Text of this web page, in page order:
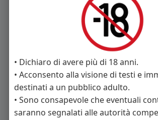
ti offre annunci
Salerno e provincia. Sfoglia gli annunci
disponibili e scegli quello più adatto a
Annunci trovati: 0
Nessun annuncio disponibile in
• Dichiaro di avere più di 18 anni.
• Acconsento alla visione di testi e
destinati a un pubblico adulto.
• Sono consapevole che eventuali
saranno segnalati alle autorità